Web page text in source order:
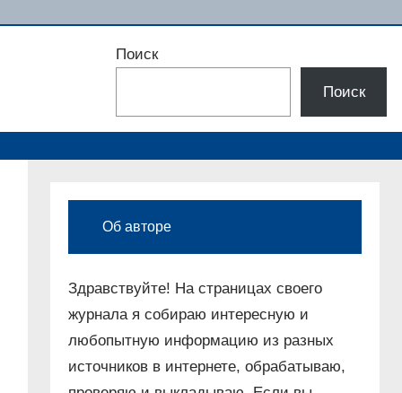
Поиск
Поиск
Об авторе
Здравствуйте! На страницах своего
журнала я собираю интересную и
любопытную информацию из разных
источников в интернете, обрабатываю,